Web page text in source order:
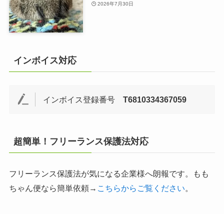
2026年7月30日
インボイス対応
インボイス登録番号T6810334367059
超簡単！フリーランス保護法対応
フリーランス保護法が気になる企業様へ朗報です。もも
ちゃん便なら簡単依頼→ こちらからご覧ください。